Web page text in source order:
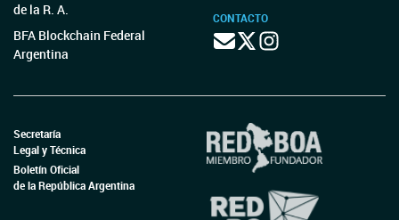
de la R. A.
BFA Blockchain Federal
Argentina
CONTACTO
Secretaría
Legal y Técnica
Boletín Oficial
de la República Argentina